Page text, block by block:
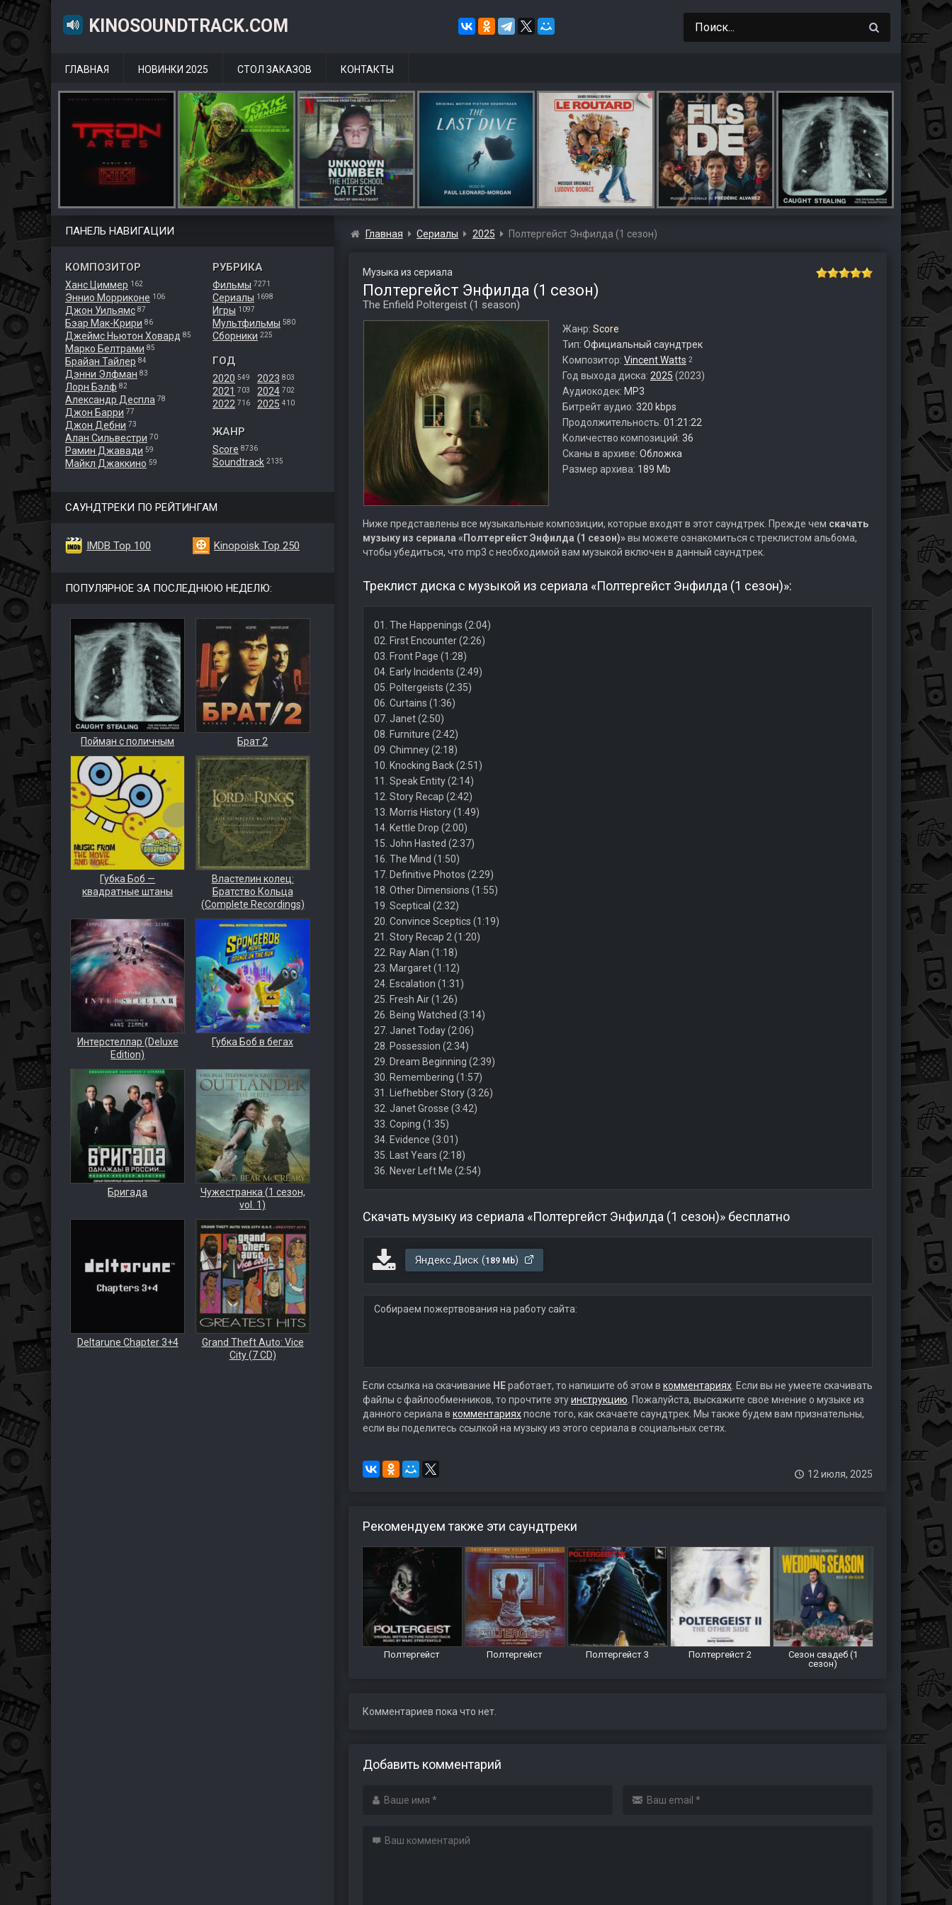
KINOSOUNDTRACK.COM
ГЛАВНАЯ НОВИНКИ 2025 СТОЛ ЗАКАЗОВ КОНТАКТЫ
ПАНЕЛЬ НАВИГАЦИИ
КОМПОЗИТОР
Ханс Циммер 162
Эннио Морриконе 106
Джон Уильямс 87
Бэар Мак-Крири 86
Джеймс Ньютон Ховард 85
Марко Белтрами 85
Брайан Тайлер 84
Дэнни Элфман 83
Лорн Бэлф 82
Александр Деспла 78
Джон Барри 77
Джон Дебни 73
Алан Сильвестри 70
Рамин Джавади 59
Майкл Джаккино 59
РУБРИКА
Фильмы 7271
Сериалы 1698
Игры 1097
Мультфильмы 580
Сборники 225
ГОД
2020 549
2021 703
2022 716
2023 803
2024 702
2025 410
ЖАНР
Score 8736
Soundtrack 2135
САУНДТРЕКИ ПО РЕЙТИНГАМ
IMDB Top 100 Kinopoisk Top 250
ПОПУЛЯРНОЕ ЗА ПОСЛЕДНЮЮ НЕДЕЛЮ:
Пойман с поличным Брат 2
Губка Боб —
квадратные штаны
Властелин колец:
Братство Кольца
(Complete Recordings)
Интерстеллар (Deluxe
Edition)
Губка Боб в бегах
Бригада
Чужестранка (1 сезон,
vol. 1)
Deltarune Chapter 3+4
Grand Theft Auto: Vice
City (7 CD)
Главная Сериалы 2025 Полтергейст Энфилда (1 сезон)
Музыка из сериала
Полтергейст Энфилда (1 сезон)
The Enfield Poltergeist (1 season)
Жанр: Score
Тип: Официальный саундтрек
Композитор: Vincent Watts 2
Год выхода диска: 2025 (2023)
Аудиокодек: MP3
Битрейт аудио: 320 kbps
Продолжительность: 01:21:22
Количество композиций: 36
Сканы в архиве: Обложка
Размер архива: 189 Mb
Ниже представлены все музыкальные композиции, которые входят в этот саундтрек. Прежде чем скачать
музыку из сериала «Полтергейст Энфилда (1 сезон)»вы можете ознакомиться с треклистом альбома,
чтобы убедиться, что mp3 с необходимой вам музыкой включен в данный саундтрек.
Треклист диска с музыкой из сериала «Полтергейст Энфилда (1 сезон)»:
01. The Happenings (2:04)
02. First Encounter (2:26)
03. Front Page (1:28)
04. Early Incidents (2:49)
05. Poltergeists (2:35)
06. Curtains (1:36)
07. Janet (2:50)
08. Furniture (2:42)
09. Chimney (2:18)
10. Knocking Back (2:51)
11. Speak Entity (2:14)
12. Story Recap (2:42)
13. Morris History (1:49)
14. Kettle Drop (2:00)
15. John Hasted (2:37)
16. The Mind (1:50)
17. Definitive Photos (2:29)
18. Other Dimensions (1:55)
19. Sceptical (2:32)
20. Convince Sceptics (1:19)
21. Story Recap 2 (1:20)
22. Ray Alan (1:18)
23. Margaret (1:12)
24. Escalation (1:31)
25. Fresh Air (1:26)
26. Being Watched (3:14)
27. Janet Today (2:06)
28. Possession (2:34)
29. Dream Beginning (2:39)
30. Remembering (1:57)
31. Liefhebber Story (3:26)
32. Janet Grosse (3:42)
33. Coping (1:35)
34. Evidence (3:01)
35. Last Years (2:18)
36. Never Left Me (2:54)
Скачать музыку из сериала «Полтергейст Энфилда (1 сезон)» бесплатно
Яндекс.Диск (189 Mb)
Собираем пожертвования на работу сайта:
Если ссылка на скачивание НЕработает, то напишите об этом в комментариях. Если вы не умеете скачивать
файлы с файлообменников, то прочтите этуинструкцию . Пожалуйста, выскажите свое мнение о музыке из
данного сериала в комментарияхпосле того, как скачаете саундтрек. Мы также будем вам признательны,
если вы поделитесь ссылкой на музыку из этого сериала в социальных сетях.
12 июля, 2025
Рекомендуем также эти саундтреки
Полтергейст Полтергейст Полтергейст 3 Полтергейст 2
Сезон свадеб (1
сезон)
Комментариев пока что нет.
Добавить комментарий